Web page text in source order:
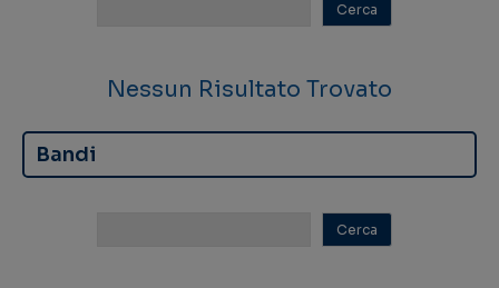
Nessun Risultato Trovato
Bandi